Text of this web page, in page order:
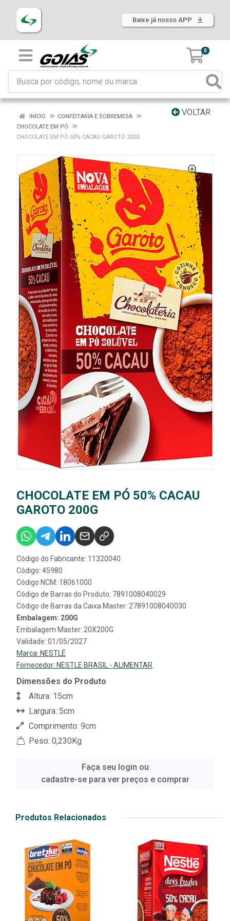
Baixe já nosso APP
0
VOLTAR
INÍCIO
CONFEITARIA E SOBREMESA
CHOCOLATE EM PÓ
CHOCOLATE EM PÓ 50% CACAU GAROTO 200G
CHOCOLATE EM PÓ 50% CACAU
GAROTO 200G
Código do Fabricante: 11320040
Código: 45980
Código NCM: 18061000
Código de Barras do Produto: 7891008040029
Código de Barras da Caixa Master: 27891008040030
Embalagem: 200G
Embalagem Master: 20X200G
Validade: 01/05/2027
Marca: NESTLÉ
Fornecedor: NESTLE BRASIL - ALIMENTAR
Dimensões do Produto
Altura: 15cm
Largura: 5cm
Comprimento: 9cm
Peso: 0,230Kg
Faça seu login ou
cadastre-se para ver preços e comprar
Produtos Relacionados